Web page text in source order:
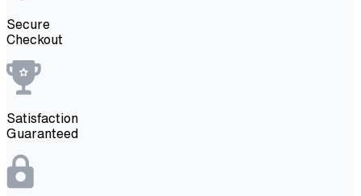
Secure
Checkout
Satisfaction
Guaranteed